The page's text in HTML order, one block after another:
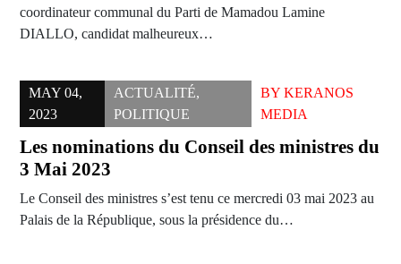
coordinateur communal du Parti de Mamadou Lamine
DIALLO, candidat malheureux…
MAY 04,
2023
ACTUALITÉ,
POLITIQUE
BY KERANOS
MEDIA
Les nominations du Conseil des ministres du
3 Mai 2023
Le Conseil des ministres s’est tenu ce mercredi 03 mai 2023 au
Palais de la République, sous la présidence du…